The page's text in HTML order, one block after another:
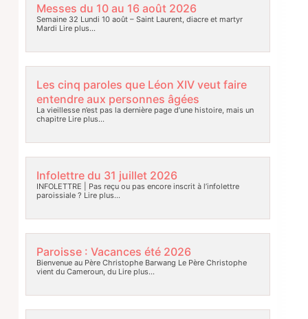
Messes du 10 au 16 août 2026
Semaine 32 Lundi 10 août – Saint Laurent, diacre et martyr
Mardi Lire plus…
Les cinq paroles que Léon XIV veut faire
entendre aux personnes âgées
La vieillesse n’est pas la dernière page d’une histoire, mais un
chapitreLire plus…
Infolettre du 31 juillet 2026
INFOLETTRE | Pas reçu ou pas encore inscrit à l’infolettre
paroissiale ? Lire plus…
Paroisse : Vacances été 2026
Bienvenue au Père Christophe Barwang Le Père Christophe
vient du Cameroun, duLire plus…